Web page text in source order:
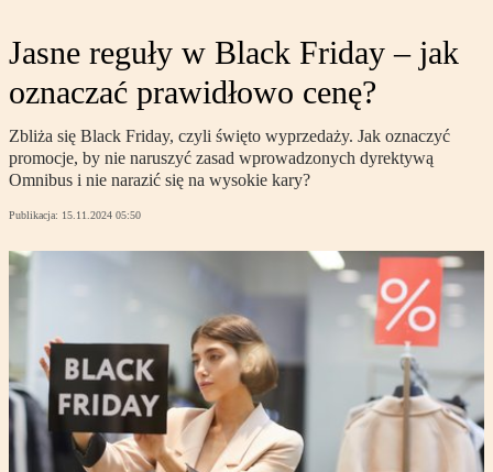
Jasne reguły w Black Friday – jak
oznaczać prawidłowo cenę?
Zbliża się Black Friday, czyli święto wyprzedaży. Jak oznaczyć
promocje, by nie naruszyć zasad wprowadzonych dyrektywą
Omnibus i nie narazić się na wysokie kary?
Publikacja: 15.11.2024 05:50